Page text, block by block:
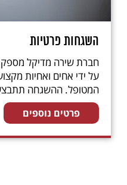
השגחות פרטיות
חברת שירה מדיקל
על ידי אחים ואחיות
המטופל. ההשגחה תתבצע
פרטים נוספים